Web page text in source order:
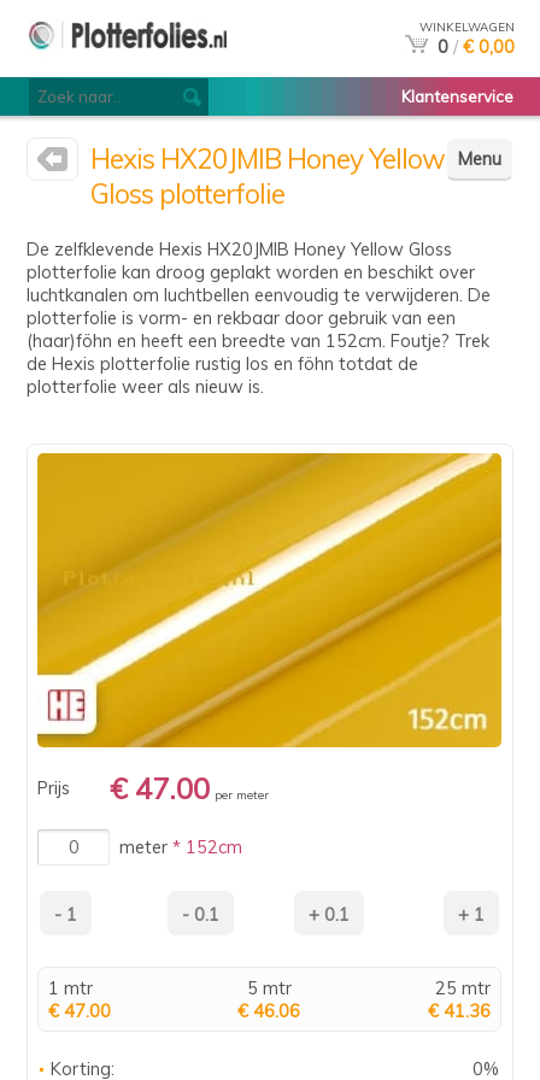
WINKELWAGEN
0 / € 0,00
Klantenservice
Menu
Hexis HX20JMIB Honey Yellow
Gloss plotterfolie
De zelfklevende Hexis HX20JMIB Honey Yellow Gloss
plotterfolie kan droog geplakt worden en beschikt over
luchtkanalen om luchtbellen eenvoudig te verwijderen. De
plotterfolie is vorm- en rekbaar door gebruik van een
(haar)föhn en heeft een breedte van 152cm. Foutje? Trek
de Hexis plotterfolie rustig los en föhn totdat de
plotterfolie weer als nieuw is.
Prijs € 47.00 per meter
meter* 152cm
1 mtr
€ 47.00
5 mtr
€ 46.06
25 mtr
€ 41.36
Korting: 0%